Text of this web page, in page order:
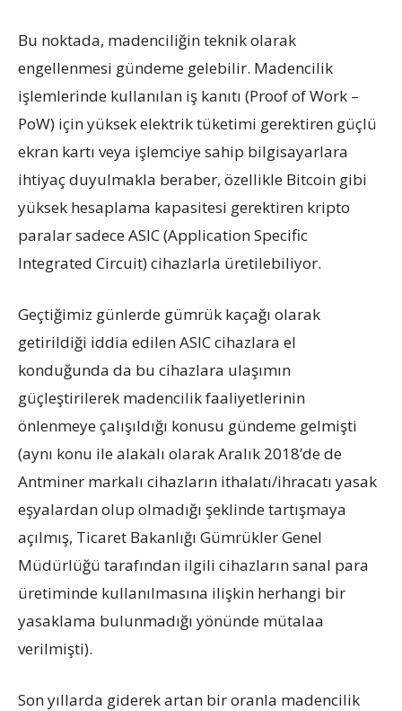
Bu noktada, madenciliğin teknik olarak
engellenmesi gündeme gelebilir. Madencilik
işlemlerinde kullanılan iş kanıtı (Proof of Work –
PoW) için yüksek elektrik tüketimi gerektiren güçlü
ekran kartı veya işlemciye sahip bilgisayarlara
ihtiyaç duyulmakla beraber, özellikle Bitcoin gibi
yüksek hesaplama kapasitesi gerektiren kripto
paralar sadece ASIC (Application Specific
Integrated Circuit) cihazlarla üretilebiliyor.
Geçtiğimiz günlerde gümrük kaçağı olarak
getirildiği iddia edilen ASIC cihazlara el
konduğunda da bu cihazlara ulaşımın
güçleştirilerek madencilik faaliyetlerinin
önlenmeye çalışıldığı konusu gündeme gelmişti
(aynı konu ile alakalı olarak Aralık 2018’de de
Antminer markalı cihazların ithalatı/ihracatı yasak
eşyalardan olup olmadığı şeklinde tartışmaya
açılmış, Ticaret Bakanlığı Gümrükler Genel
Müdürlüğü tarafından ilgili cihazların sanal para
üretiminde kullanılmasına ilişkin herhangi bir
yasaklama bulunmadığı yönünde mütalaa
verilmişti).
Son yıllarda giderek artan bir oranla madencilik